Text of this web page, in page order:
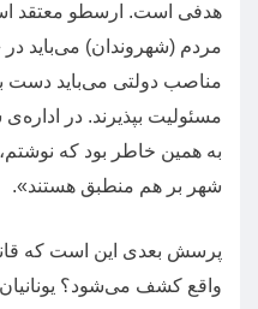
هدفی است. ارسطو معتقد
مردم (شهروندان) می‌باید در
مناصب دولتی می‌باید دست
مسئولیت بپذیرند. در
به همین خاطر بود که نوشتم،
شهر بر هم منطبق هستند».
پرسش بعدی این است که
واقع کشف می‌شود؟